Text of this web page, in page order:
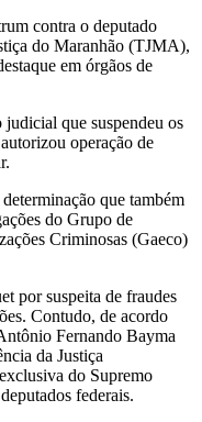
contra o deputado
do Maranhão (TJMA),
em órgãos de
judicial que suspendeu os
operação de
que também
do Grupo de
Criminosas (Gaeco)
por suspeita de fraudes
Contudo, de acordo
Fernando Bayma
da Justiça
do Supremo
federais.